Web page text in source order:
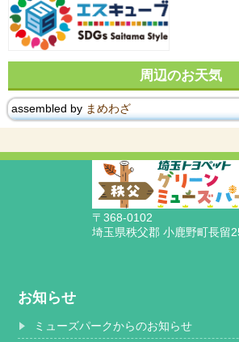
周辺のお天気
assembled by まめわざ
〒368-0102
埼玉県秩父郡 小鹿野町長留
お知らせ
ミューズパークからのお知らせ